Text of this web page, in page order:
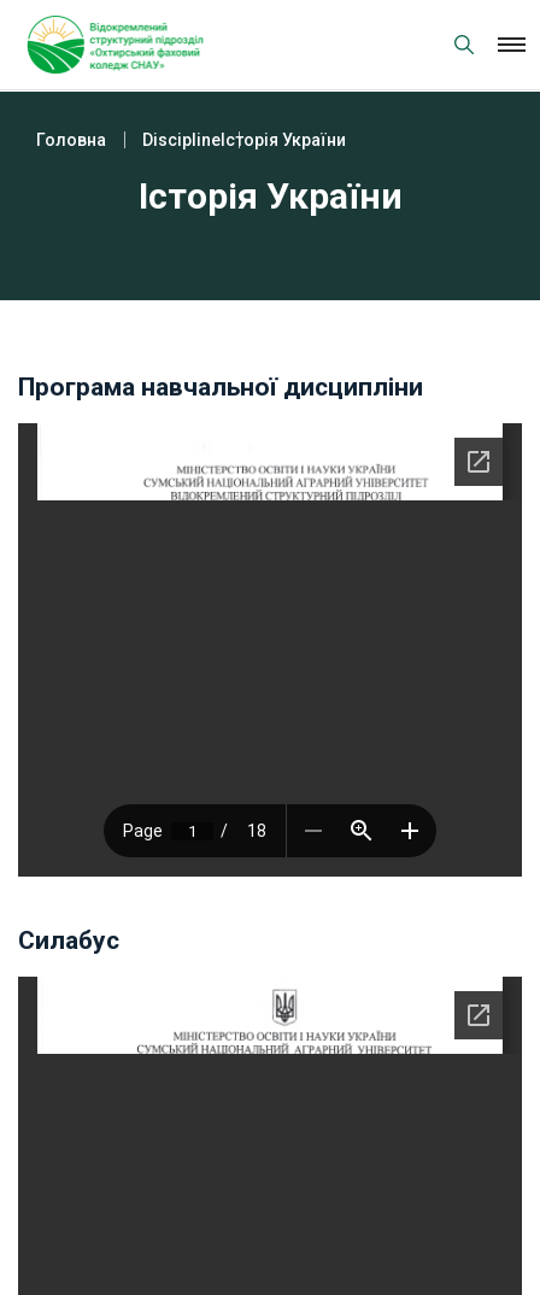
content
Головна Discipline Історія України
Історія України
Програма навчальної дисципліни
Силабус